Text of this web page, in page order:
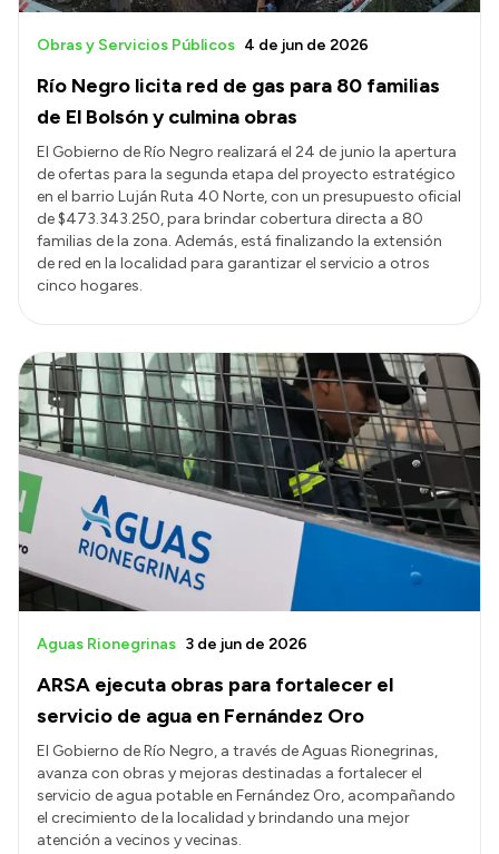
Río Negro licita red de gas para 80 familias
de El Bolsón y culmina obras
Obras y Servicios Públicos 4 de jun de 2026
El Gobierno de Río Negro realizará el 24 de junio la apertura
de ofertas para la segunda etapa del proyecto estratégico
en el barrio Luján Ruta 40 Norte, con un presupuesto oficial
de $473.343.250, para brindar cobertura directa a 80
familias de la zona. Además, está finalizando la extensión
de red en la localidad para garantizar el servicio a otros
cinco hogares.
ARSA ejecuta obras para fortalecer el
servicio de agua en Fernández Oro
Aguas Rionegrinas 3 de jun de 2026
El Gobierno de Río Negro, a través de Aguas Rionegrinas,
avanza con obras y mejoras destinadas a fortalecer el
servicio de agua potable en Fernández Oro, acompañando
el crecimiento de la localidad y brindando una mejor
atención a vecinos y vecinas.